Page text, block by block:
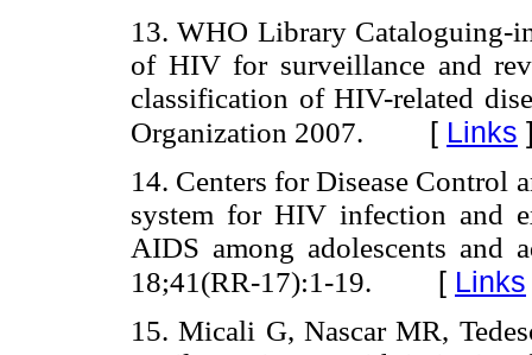
13. WHO Library Cataloguing-
of HIV for surveillance and
classification of HIV-related
Organization 2007. [ Links
14. Centers for Disease Control
system for HIV infection and
AIDS among adolescents and
18;41(RR-17):1-19. [ Links
15. Micali G, Nascar MR,